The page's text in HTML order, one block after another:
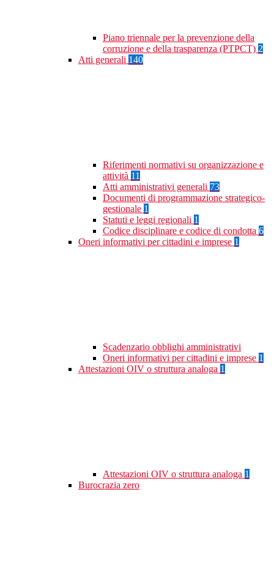
Piano triennale per la prevenzione della
corruzione e della trasparenza (PTPCT) 2
Atti generali 140
Riferimenti normativi su organizzazione e
attività 11
Atti amministrativi generali 73
Documenti di programmazione strategico-
gestionale 1
Statuti e leggi regionali 1
Codice disciplinare e codice di condotta 6
Oneri informativi per cittadini e imprese 1
Scadenzario obblighi amministrativi
Oneri informativi per cittadini e imprese 1
Attestazioni OIV o struttura analoga 1
Attestazioni OIV o struttura analoga 1
Burocrazia zero